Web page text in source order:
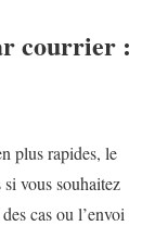
courrier :
plus rapides, le
vous souhaitez
cas ou l’envoi